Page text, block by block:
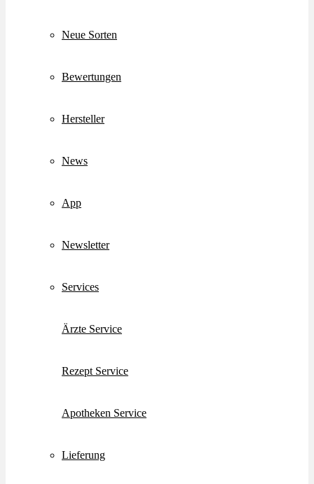
Neue Sorten
Bewertungen
Hersteller
News
App
Newsletter
Services
Ärzte Service
Rezept Service
Apotheken Service
Lieferung